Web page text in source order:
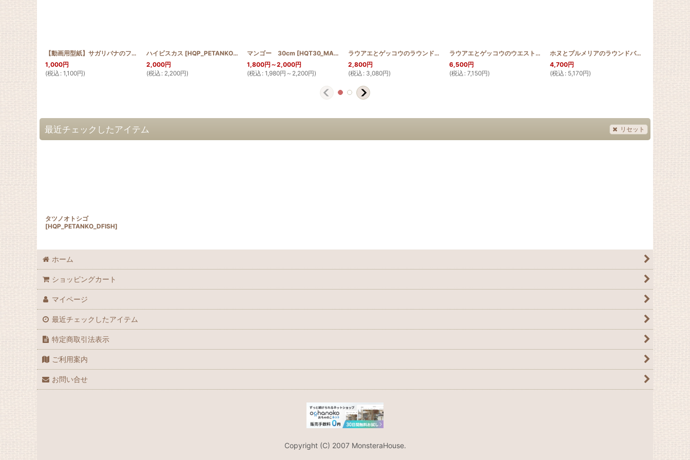
【動画用型紙】サガリバナのファスナー付き長財布 [HQW2_SAGA_Pattern]
1,000円
(税込 : 1,100円)
ハイビスカス [HQP_PETANKO_HIB
]
2,000円
(税込 : 2,200円)
マンゴー 30cm [HQT30_MANGO
]
1,800円 ～2,000円
(税込 : 1,980円 ～2,200円)
ラウアエとゲッコウのラウンドポーチ横長 [HQP_RW_GEKKO]
2,800円
(税込 : 3,080円)
ラウアエとゲッコウのウエストポーチ風ボディバッグ [HQWBB_GEKKO
6,500円
(税込 : 7,150円)
ホヌとプルメリアのラウンドバッグミニ
4,700円
(税込 : 5,170円)
最近チェックしたアイテム リセット
タツノオトシゴ
[HQP_PETANKO_DFISH]
ホーム
ショッピングカート
マイページ
最近チェックしたアイテム
特定商取引法表示
ご利用案内
お問い合せ
Copyright (C) 2007 MonsteraHouse.